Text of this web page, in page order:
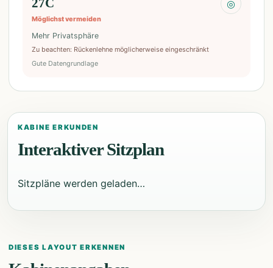
Möglichst vermeiden
◎
Mehr Privatsphäre
Zu beachten: Rückenlehne möglicherweise eingeschränkt
Gute Datengrundlage
KABINE ERKUNDEN
Interaktiver Sitzplan
Sitzpläne werden geladen…
DIESES LAYOUT ERKENNEN